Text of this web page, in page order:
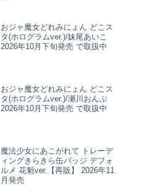
おジャ魔女どれみにょん どこス
タ(ホログラムver.)/妹尾あいこ
2026年10月下旬発売 で取扱中
おジャ魔女どれみにょん どこス
タ(ホログラムver.)/瀬川おんぷ
2026年10月下旬発売 で取扱中
魔法少女にあこがれて トレーデ
ィングきらきら缶バッジ デフォ
ルメ 花魁ver.【再販】 2026年11
月発売